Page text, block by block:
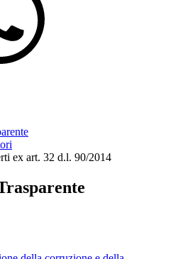
ex art. 32 d.l. 90/2014